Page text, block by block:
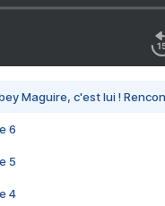
Maguire, c'est lui !
6
5
4